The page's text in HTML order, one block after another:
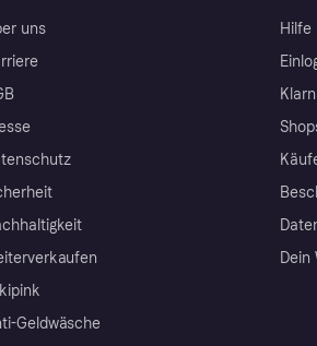
uns
Geldwäsche
Hilfe
Dein